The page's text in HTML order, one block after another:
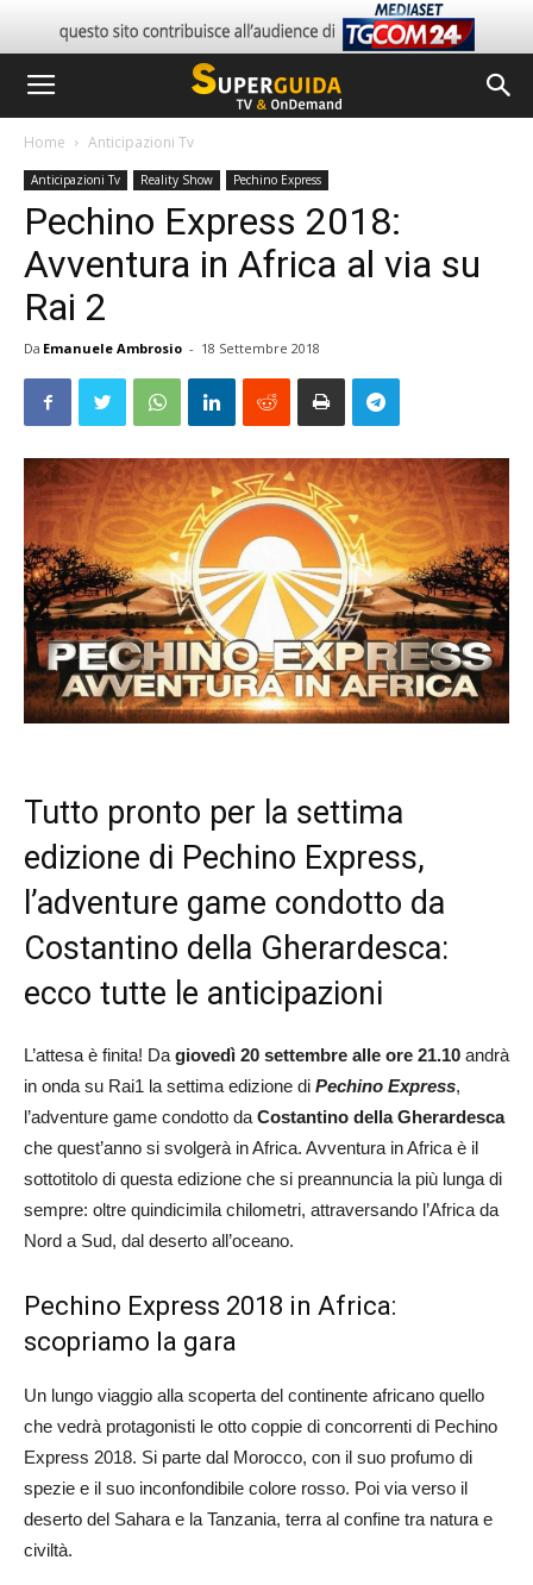
Home Anticipazioni Tv
Anticipazioni Tv Reality Show Pechino Express
Pechino Express 2018:
Avventura in Africa al via su
Rai 2
Da Emanuele Ambrosio - 18 Settembre 2018
Tutto pronto per la settima
edizione di Pechino Express,
l’adventure game condotto da
Costantino della Gherardesca:
ecco tutte le anticipazioni
L’attesa è finita! Da giovedì 20 settembre alle ore 21.10 andrà
in onda su Rai1 la settima edizione di Pechino Express,
l’adventure game condotto da Costantino della Gherardesca
che quest’anno si svolgerà in Africa. Avventura in Africa è il
sottotitolo di questa edizione che si preannuncia la più lunga di
sempre: oltre quindicimila chilometri, attraversando l’Africa da
Nord a Sud, dal deserto all’oceano.
Pechino Express 2018 in Africa:
scopriamo la gara
Un lungo viaggio alla scoperta del continente africano quello
che vedrà protagonisti le otto coppie di concorrenti di Pechino
Express 2018. Si parte dal Morocco, con il suo profumo di
spezie e il suo inconfondibile colore rosso. Poi via verso il
deserto del Sahara e la Tanzania, terra al confine tra natura e
civiltà.